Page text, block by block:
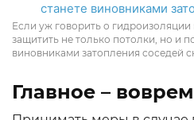
Если уж говорить о
защитить не только потолки, но и
виновниками затопления соседей
Главное –